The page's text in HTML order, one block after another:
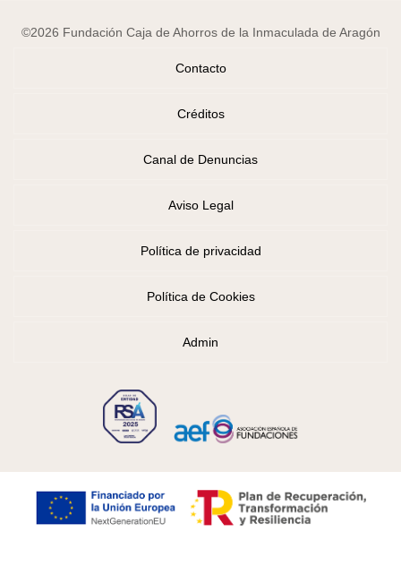
©2026 Fundación Caja de Ahorros de la Inmaculada de Aragón
Contacto
Créditos
Canal de Denuncias
Aviso Legal
Política de privacidad
Política de Cookies
Admin